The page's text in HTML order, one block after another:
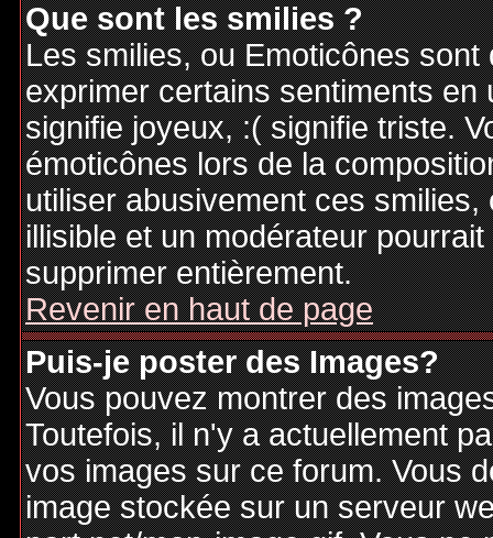
Que sont les smilies ?
Les smilies, ou Emoticônes
exprimer certains sentiments
signifie joyeux, :( signifie triste.
émoticônes lors de la
utiliser abusivement ces
illisible et un modérateur
supprimer entièrement.
Revenir en haut de page
Puis-je poster des Images?
Vous pouvez montrer des
Toutefois, il n'y a actuellement
vos images sur ce forum. Vous
image stockée sur un serveur